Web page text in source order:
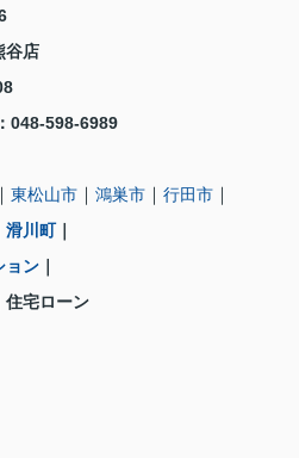
谷店
： 048-598-6989
東松山市 鴻巣市 行田市
滑川町｜
ョン
住宅ローン